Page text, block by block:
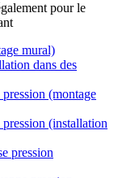
pour le
mural)
dans des
(montage
(installation
pression